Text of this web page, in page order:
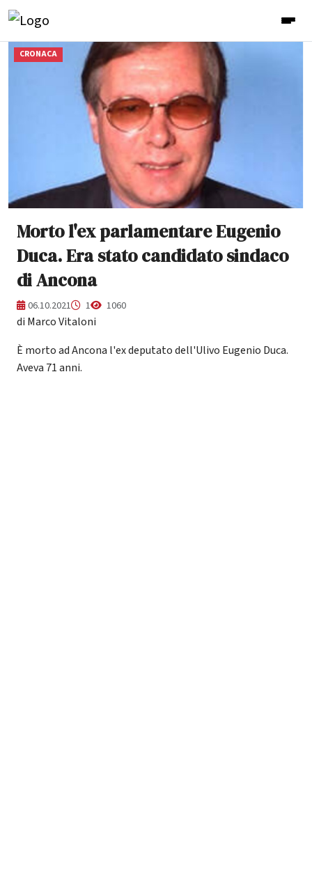
CRONACA
Morto l'ex parlamentare Eugenio
Duca. Era stato candidato sindaco
di Ancona
06.10.2021 1 1060
di Marco Vitaloni
È morto ad Ancona l'ex deputato dell'Ulivo Eugenio Duca.
Aveva 71 anni.